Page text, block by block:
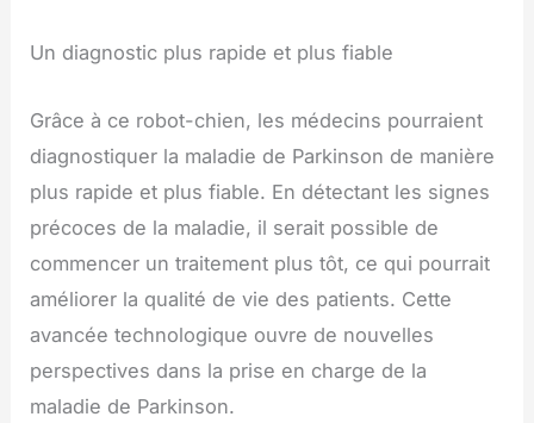
Un diagnostic plus rapide et plus fiable
Grâce à ce robot-chien, les médecins pourraient
diagnostiquer la maladie de Parkinson de manière
plus rapide et plus fiable. En détectant les signes
précoces de la maladie, il serait possible de
commencer un traitement plus tôt, ce qui pourrait
améliorer la qualité de vie des patients. Cette
avancée technologique ouvre de nouvelles
perspectives dans la prise en charge de la
maladie de Parkinson.